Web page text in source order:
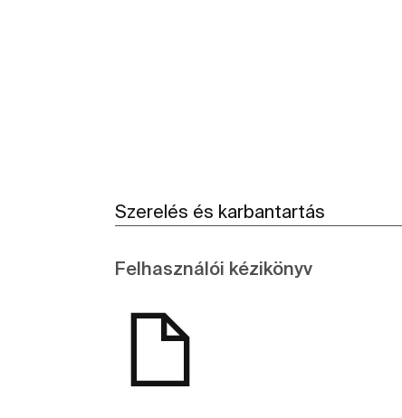
Szerelés és karbantartás
Felhasználói kézikönyv